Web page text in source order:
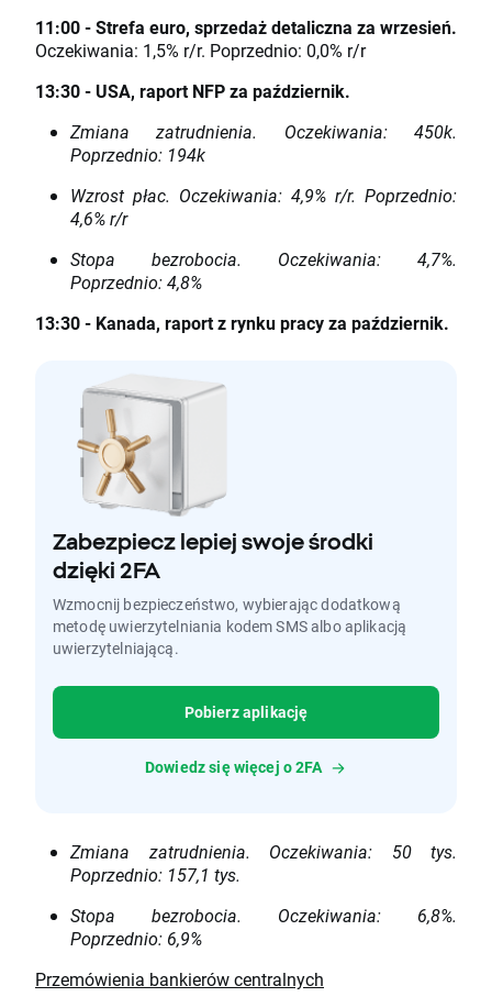
11:00 - Strefa euro, sprzedaż detaliczna za wrzesień.
Oczekiwania: 1,5% r/r. Poprzednio: 0,0% r/r
13:30 - USA, raport NFP za październik.
Zmiana zatrudnienia. Oczekiwania: 450k.
Poprzednio: 194k
Wzrost płac. Oczekiwania: 4,9% r/r. Poprzednio:
4,6% r/r
Stopa bezrobocia. Oczekiwania: 4,7%.
Poprzednio: 4,8%
13:30 - Kanada, raport z rynku pracy za październik.
Zabezpiecz lepiej swoje środki
dzięki 2FA
Wzmocnij bezpieczeństwo, wybierając dodatkową
metodę uwierzytelniania kodem SMS albo aplikacją
uwierzytelniającą.
Pobierz aplikację
Dowiedz się więcej o 2FA
Zmiana zatrudnienia. Oczekiwania: 50 tys.
Poprzednio: 157,1 tys.
Stopa bezrobocia. Oczekiwania: 6,8%.
Poprzednio: 6,9%
Przemówienia bankierów centralnych